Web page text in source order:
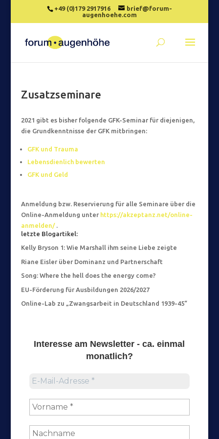
+49 (0)179 2917916
brief@forum-
augenhoehe.com
Zusatzseminare
2021 gibt es bisher folgende GFK-Seminar für diejenigen,
die Grundkenntnisse der GFK mitbringen:
GFK und Trauma
Lebensdienlich bewerten
GFK und Geld
Anmeldung bzw. Reservierung für alle Seminare über die
Online-Anmeldung unter https://akzeptanz.net/online-
anmelden/.
letzte Blogartikel:
Kelly Bryson 1: Wie Marshall ihm seine Liebe zeigte
Riane Eisler über Dominanz und Partnerschaft
Song: Where the hell does the energy come?
EU-Förderung für Ausbildungen 2026/2027
Online-Lab zu „Zwangsarbeit in Deutschland 1939-45“
Interesse am Newsletter - ca. einmal
monatlich?